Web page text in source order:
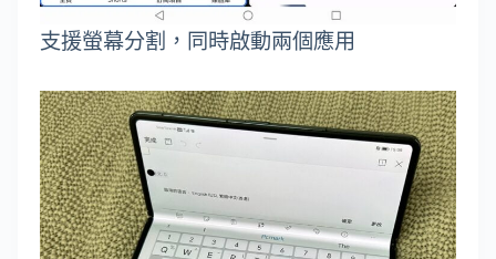
支援螢幕分割，同時啟動兩個應用